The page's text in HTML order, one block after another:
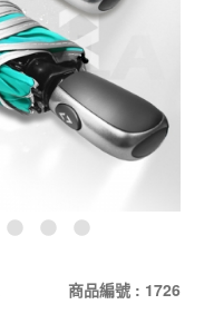
商品編號 : 1726